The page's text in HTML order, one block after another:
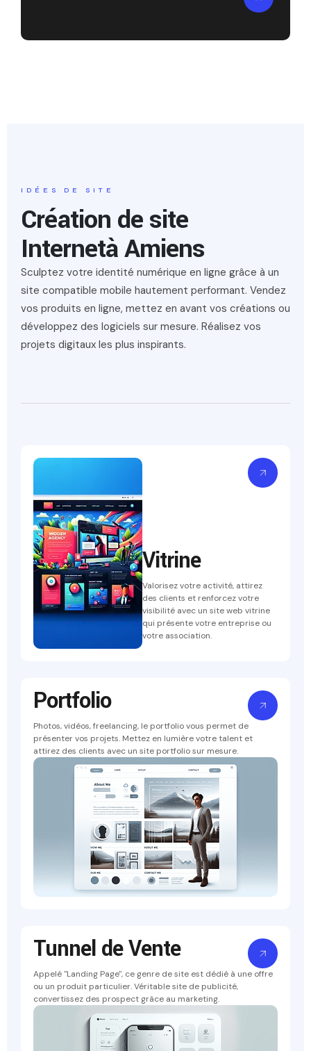
IDÉES DE SITE
Création de site
Internetà Amiens
Sculptez votre identité numérique en ligne grâce à un
site compatible mobile hautement performant. Vendez
vos produits en ligne, mettez en avant vos créations ou
développez des logiciels sur mesure. Réalisez vos
projets digitaux les plus inspirants.
Vitrine
Valorisez votre activité, attirez
des clients et renforcez votre
visibilité avec un site web vitrine
qui présente votre entreprise ou
votre association.
Portfolio
Photos, vidéos, freelancing, le portfolio vous permet de
présenter vos projets. Mettez en lumière votre talent et
attirez des clients avec un site portfolio sur mesure.
Tunnel de Vente
Appelé "Landing Page", ce genre de site est dédié à une offre
ou un produit particulier. Véritable site de publicité,
convertissez des prospect grâce au marketing.